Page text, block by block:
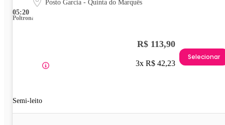
05:20
Posto Garcia - Quinta do Marquês
Poltrona
Semi-leito
R$ 113,90
3x R$ 42,23
Selecionar